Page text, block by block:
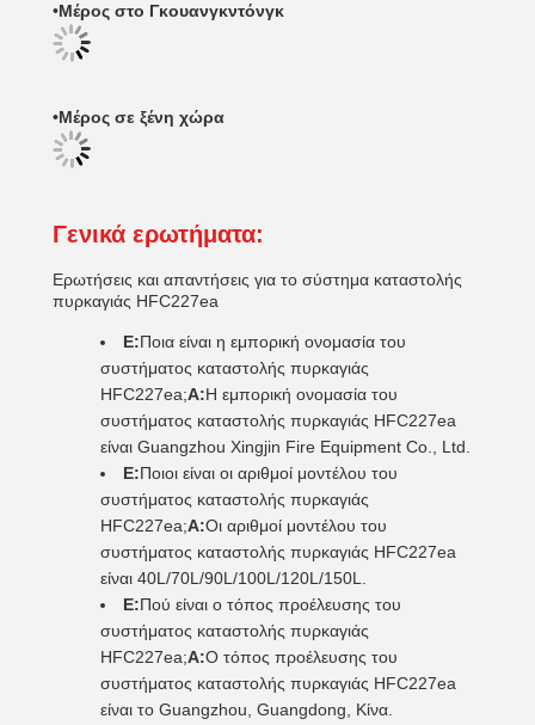
•Μέρος στο Γκουανγκντόνγκ
•Μέρος σε ξένη χώρα
Γενικά ερωτήματα:
Ερωτήσεις και απαντήσεις για το σύστημα καταστολής
πυρκαγιάς HFC227ea
Ε:Ποια είναι η εμπορική ονομασία του
συστήματος καταστολής πυρκαγιάς
HFC227ea;Α:Η εμπορική ονομασία του
συστήματος καταστολής πυρκαγιάς HFC227ea
είναι Guangzhou Xingjin Fire Equipment Co., Ltd.
Ε:Ποιοι είναι οι αριθμοί μοντέλου του
συστήματος καταστολής πυρκαγιάς
HFC227ea;Α:Οι αριθμοί μοντέλου του
συστήματος καταστολής πυρκαγιάς HFC227ea
είναι 40L/70L/90L/100L/120L/150L.
Ε:Πού είναι ο τόπος προέλευσης του
συστήματος καταστολής πυρκαγιάς
HFC227ea;Α:Ο τόπος προέλευσης του
συστήματος καταστολής πυρκαγιάς HFC227ea
είναι το Guangzhou, Guangdong, Κίνα.